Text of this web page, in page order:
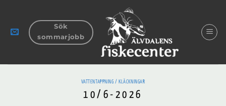
content
Sök
sommarjobb
VATTENTAPPNING / KLÄCKNINGAR
10/6-2026